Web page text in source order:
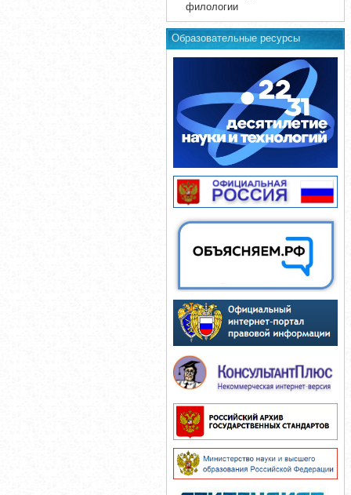
филологии
Образовательные ресурсы